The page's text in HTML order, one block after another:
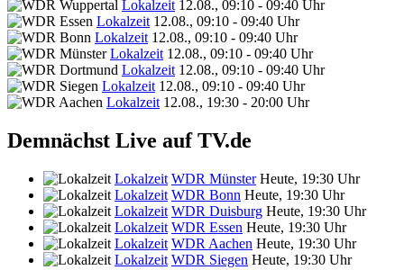
Lokalzeit 12.08., 09:10 - 09:40 Uhr
Lokalzeit 12.08., 09:10 - 09:40 Uhr
Lokalzeit 12.08., 09:10 - 09:40 Uhr
Lokalzeit 12.08., 09:10 - 09:40 Uhr
Lokalzeit 12.08., 09:10 - 09:40 Uhr
Lokalzeit 12.08., 09:10 - 09:40 Uhr
Lokalzeit 12.08., 19:30 - 20:00 Uhr
Demnächst Live auf TV.de
Lokalzeit WDR Münster Heute, 19:30 Uhr
Lokalzeit WDR Bonn Heute, 19:30 Uhr
Lokalzeit WDR Duisburg Heute, 19:30 Uhr
Lokalzeit WDR Essen Heute, 19:30 Uhr
Lokalzeit WDR Aachen Heute, 19:30 Uhr
Lokalzeit WDR Siegen Heute, 19:30 Uhr